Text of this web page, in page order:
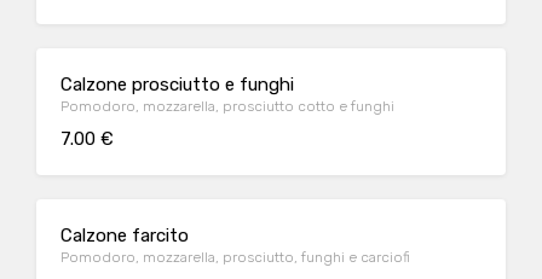
Calzone prosciutto e funghi
Pomodoro, mozzarella, prosciutto cotto e funghi
7.00 €
Calzone farcito
Pomodoro, mozzarella, prosciutto, funghi e carciofi